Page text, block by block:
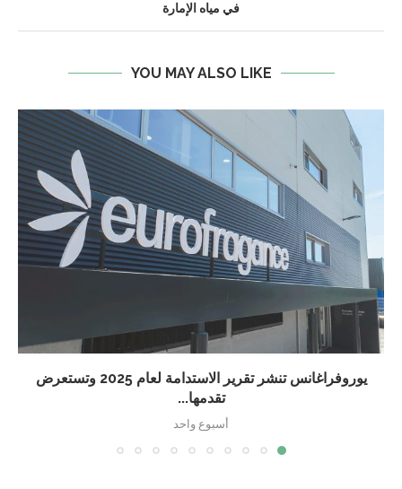
في مياه الإمارة
YOU MAY ALSO LIKE
يوروفراغانس تنشر تقرير الاستدامة لعام 2025 وتستعرض
تقدمها...
أسبوع واحد